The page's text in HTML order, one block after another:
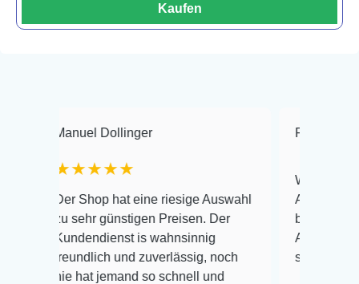
Kaufen
Dollinger
Shop hat eine riesige Auswahl
sehr günstigen Preisen. Der
is wahnsinnig
und zuverlässig, noch
hat jemand so schnell und
Frank Hackmayer
Warenanlieferung
Auswahl plus
befinden der Fische
Alles ist quick
super Zustand.